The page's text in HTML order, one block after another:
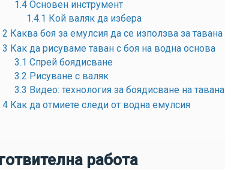
1.4 Основен инструмент
1.4.1 Кой валяк да избера
2 Каква боя за емулсия да се използва за тавана
3 Как да рисуваме таван с боя на водна основа
3.1 Спрей боядисване
3.2 Рисуване с валяк
3.3 Видео: технология за боядисване на тавана
4 Как да отмиете следи от водна емулсия
работа